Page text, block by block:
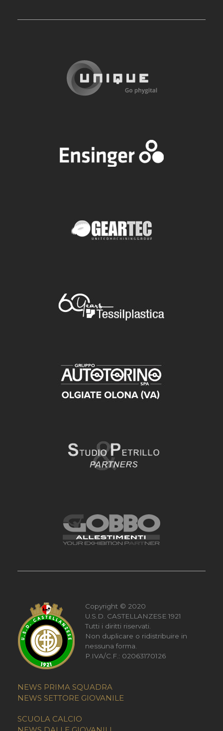
Copyright © 2020
U.S.D. CASTELLANZESE 1921
Tutti i diritti riservati.
Non duplicare o ridistribuire in
nessuna forma.
P.IVA/C.F.: 02063170126
NEWS PRIMA SQUADRA
NEWS SETTORE GIOVANILE
SCUOLA CALCIO